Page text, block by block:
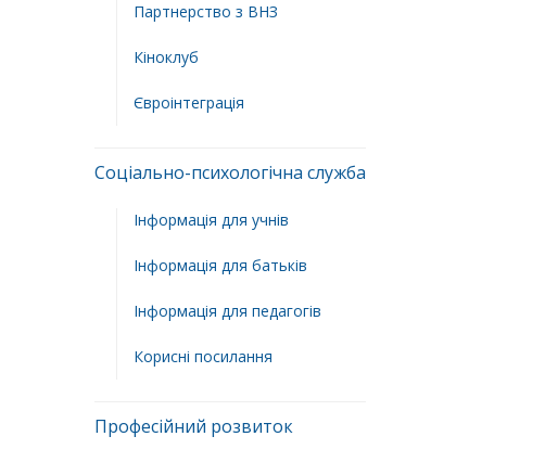
Партнерство з ВНЗ
Кіноклуб
Євроінтеграція
Соціально-психологічна служба
Інформація для учнів
Інформація для батьків
Інформація для педагогів
Корисні посилання
Професійний розвиток